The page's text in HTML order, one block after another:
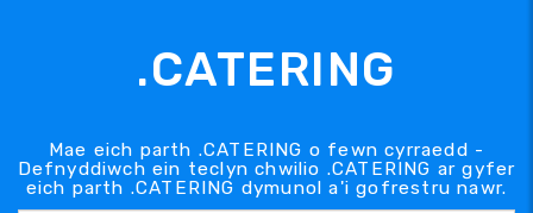
.CATERING
Mae eich parth .CATERING o fewn cyrraedd -
Defnyddiwch ein teclyn chwilio .CATERING ar gyfer
eich parth .CATERING dymunol a'i gofrestru nawr.